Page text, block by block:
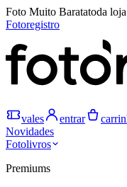
Foto Muito Baratatoda
Fotoregistro
vales entrar
Novidades
Fotolivros
Premiums